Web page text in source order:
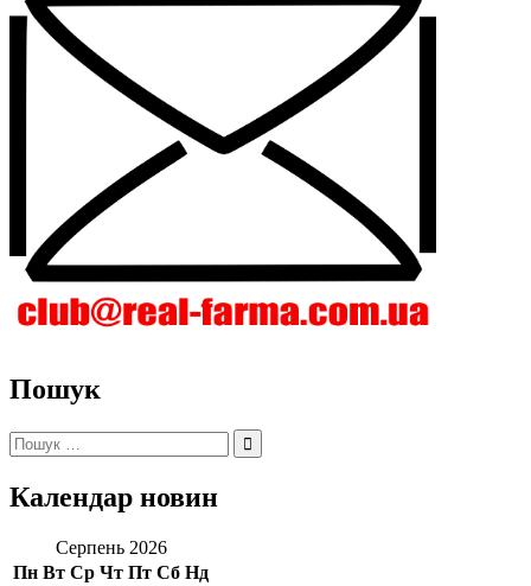
Пошук
Пошук:
Календар новин
Серпень 2026
Пн Вт Ср Чт Пт Сб Нд